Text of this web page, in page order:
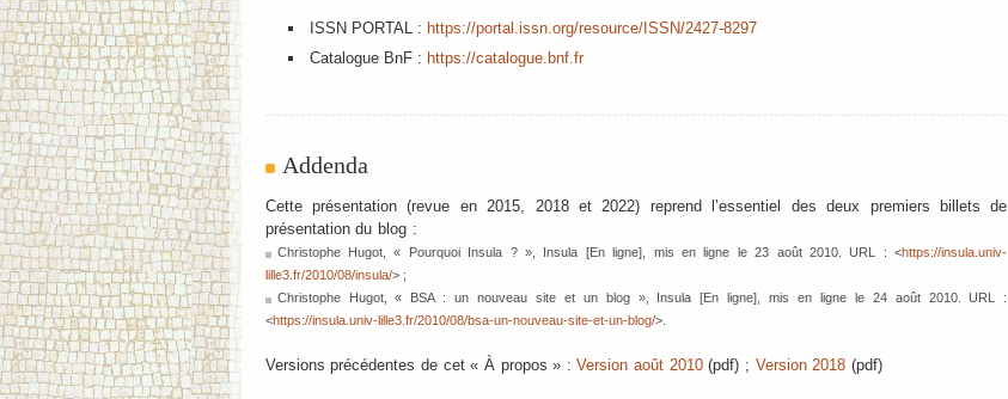
ISSN PORTAL : https://portal.issn.org/resource/ISSN/2427-8297
Catalogue BnF : https://catalogue.bnf.fr
Addenda
Cette présentation (revue en 2015, 2018 et 2022) reprend l’essentiel des deux premiers billets de
présentation du blog :
Christophe Hugot, « Pourquoi Insula ? », Insula [En ligne], mis en ligne le 23 août 2010. URL : <https://insula.univ-
lille3.fr/2010/08/insula/> ;
Christophe Hugot, « BSA : un nouveau site et un blog », Insula [En ligne], mis en ligne le 24 août 2010. URL :
<https://insula.univ-lille3.fr/2010/08/bsa-un-nouveau-site-et-un-blog/>.
Versions précédentes de cet « À propos » :Version août 2010(pdf) ; Version 2018 (pdf)